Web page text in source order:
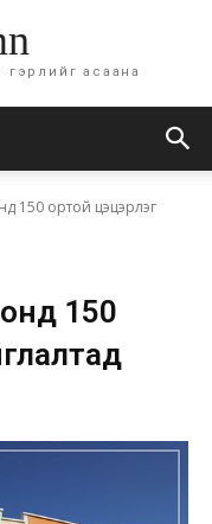
асаана
150 ортой цэцэрлэг
150